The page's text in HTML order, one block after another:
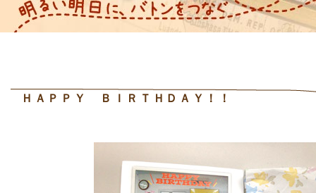
ＨＡＰＰＹ ＢＩＲＴＨＤＡＹ！！